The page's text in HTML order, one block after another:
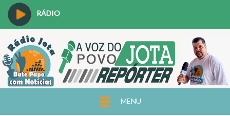
RÁDIO
MENU